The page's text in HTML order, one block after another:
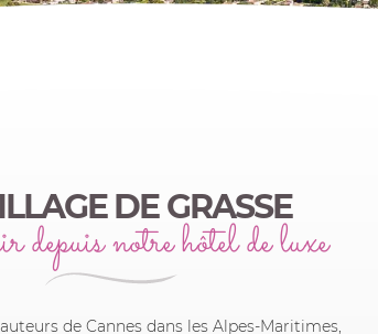
DE GRASSE
depuis notre hôtel de luxe
de Cannes dans les Alpes-Maritimes,